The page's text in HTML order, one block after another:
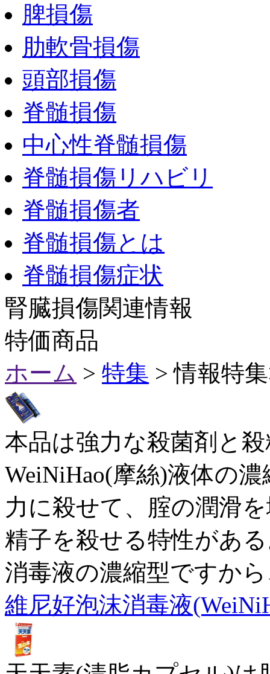
脾損傷
肋軟骨損傷
頭部損傷
脊髄損傷
中心性脊髄損傷
脊髄損傷リハビリ
脊髄損傷者
脊髄損傷とは
脊髄損傷症状
腎臓損傷関連情報
特価商品
ホーム > 特集 > 情報特
本品は強力な殺菌剤と
WeiNiHao(摩絲)液体の
力に殺せて、腟の潤滑
精子を殺せる特性があ
消毒液の濃縮型ですか
維尼好泡沫消毒液